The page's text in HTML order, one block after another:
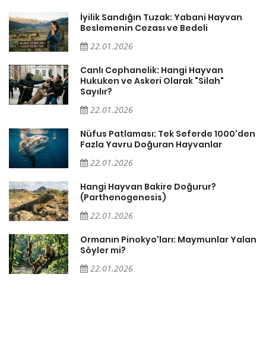
İyilik Sandığın Tuzak: Yabani Hayvan
Beslemenin Cezası ve Bedeli
22.01.2026
Canlı Cephanelik: Hangi Hayvan
Hukuken ve Askeri Olarak "Silah"
Sayılır?
22.01.2026
Nüfus Patlaması: Tek Seferde 1000'den
Fazla Yavru Doğuran Hayvanlar
22.01.2026
Hangi Hayvan Bakire Doğurur?
(Parthenogenesis)
22.01.2026
Ormanın Pinokyo'ları: Maymunlar Yalan
Söyler mi?
22.01.2026